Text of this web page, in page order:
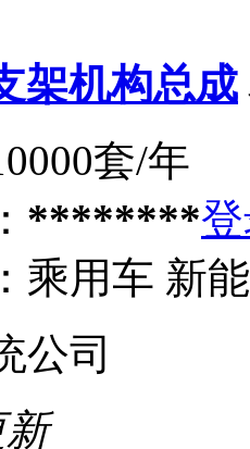
架机构总成
套/年
********
乘用车 新
公司